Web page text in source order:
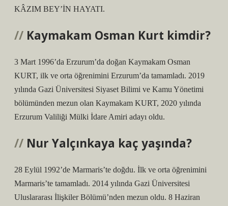
KÂZIM BEY’İN HAYATI.
Kaymakam Osman Kurt kimdir?
3 Mart 1996’da Erzurum’da doğan Kaymakam Osman
KURT, ilk ve orta öğrenimini Erzurum’da tamamladı. 2019
yılında Gazi Üniversitesi Siyaset Bilimi ve Kamu Yönetimi
bölümünden mezun olan Kaymakam KURT, 2020 yılında
Erzurum Valiliği Mülki İdare Amiri adayı oldu.
Nur Yalçınkaya kaç yaşında?
28 Eylül 1992’de Marmaris’te doğdu. İlk ve orta öğrenimini
Marmaris’te tamamladı. 2014 yılında Gazi Üniversitesi
Uluslararası İlişkiler Bölümü’nden mezun oldu. 8 Haziran